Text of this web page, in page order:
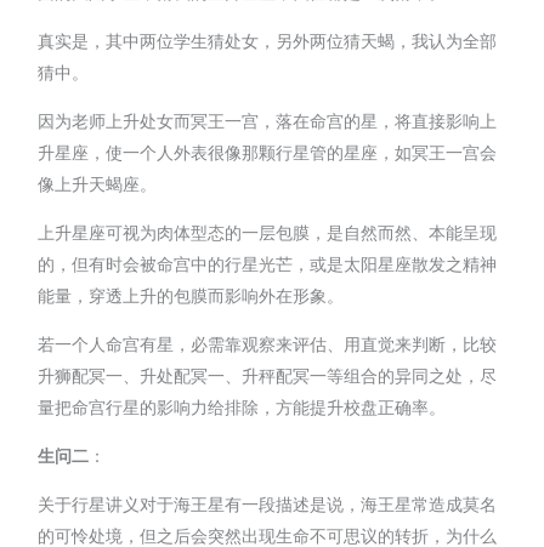
真实是，其中两位学生猜处女，另外两位猜天蝎，我认为全部
猜中。
因为老师上升处女而冥王一宫，落在命宫的星，将直接影响上
升星座，使一个人外表很像那颗行星管的星座，如冥王一宫会
像上升天蝎座。
上升星座可视为肉体型态的一层包膜，是自然而然、本能呈现
的，但有时会被命宫中的行星光芒，或是太阳星座散发之精神
能量，穿透上升的包膜而影响外在形象。
若一个人命宫有星，必需靠观察来评估、用直觉来判断，比较
升狮配冥一、升处配冥一、升秤配冥一等组合的异同之处，尽
量把命宫行星的影响力给排除，方能提升校盘正确率。
生问二 ：
关于行星讲义对于海王星有一段描述是说，海王星常造成莫名
的可怜处境，但之后会突然出现生命不可思议的转折，为什么